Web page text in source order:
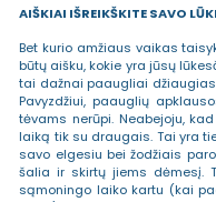
AIŠKIAI IŠREIKŠKITE SAVO
Bet kurio amžiaus vaikas
būtų aišku, kokie yra jūsų
tai dažnai paaugliai
Pavyzdžiui, paauglių
tėvams nerūpi. Neabejoju,
laiką tik su draugais. Tai yra
savo elgesiu bei žodžiais
šalia ir skirtų jiems dėmesį.
sąmoningo laiko kartu (kai